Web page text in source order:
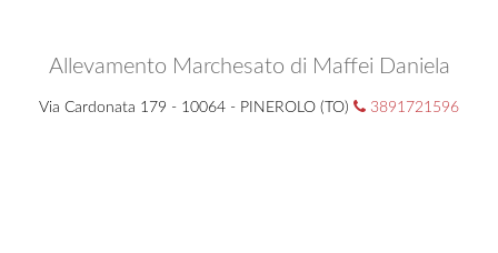
Allevamento Marchesato di Maffei Daniela
Via Cardonata 179 - 10064 - PINEROLO (TO) 3891721596